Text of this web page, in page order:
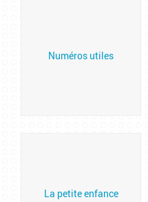
Numéros utiles
La petite enfance